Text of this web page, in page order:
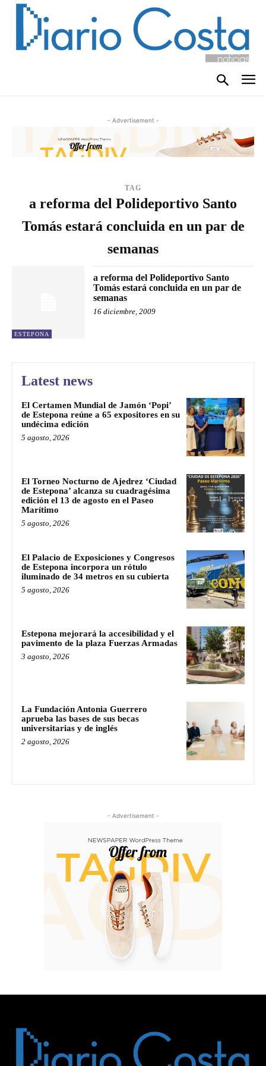
- Advertisement -
TAG
a reforma del Polideportivo Santo
Tomás estará concluida en un par de
semanas
ESTEPONA
a reforma del Polideportivo Santo
Tomás estará concluida en un par de
semanas
16 diciembre, 2009
Latest news
El Certamen Mundial de Jamón ‘Popi’
de Estepona reúne a 65 expositores en su
undécima edición
5 agosto, 2026
El Torneo Nocturno de Ajedrez ‘Ciudad
de Estepona’ alcanza su cuadragésima
edición el 13 de agosto en el Paseo
Marítimo
5 agosto, 2026
El Palacio de Exposiciones y Congresos
de Estepona incorpora un rótulo
iluminado de 34 metros en su cubierta
5 agosto, 2026
Estepona mejorará la accesibilidad y el
pavimento de la plaza Fuerzas Armadas
3 agosto, 2026
La Fundación Antonia Guerrero
aprueba las bases de sus becas
universitarias y de inglés
2 agosto, 2026
- Advertisement -